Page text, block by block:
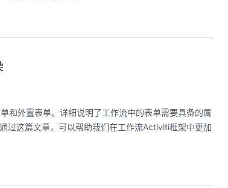
和外置表单。详细说明了工作流中的表单需要具备的属
过这篇文章，可以帮助我们在工作流Activiti框架中更加